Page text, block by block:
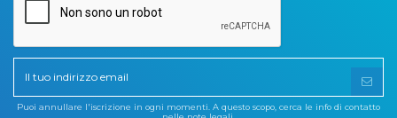
Puoi annullare l'iscrizione in ogni momenti. A questo scopo, cerca le info di contatto